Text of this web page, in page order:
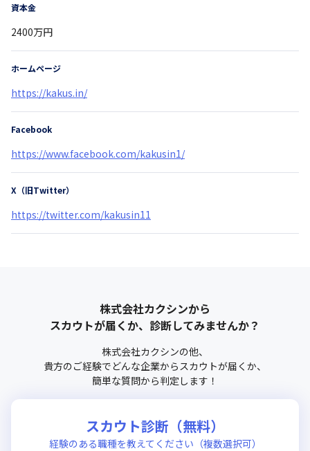
資本金
2400万円
ホームページ
https://kakus.in/
Facebook
https://www.facebook.com/kakusin1/
X（旧Twitter）
https://twitter.com/kakusin11
株式会社カクシンから
スカウトが届くか、診断してみませんか？
株式会社カクシンの他、
貴方のご経験でどんな企業からスカウトが届くか、
簡単な質問から判定します！
スカウト診断（無料）
経験のある職種を教えてください（複数選択可）